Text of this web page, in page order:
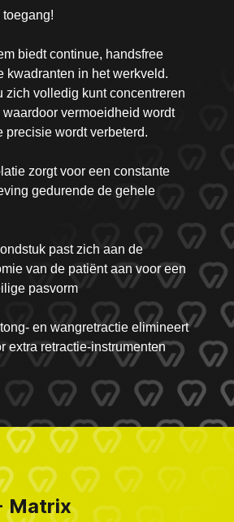
biedt continue, handsfree
kwadranten in het werkveld.
zich volledig kunt concentreren
vermoeidheid wordt
precisie wordt verbeterd.
zorgt voor een constante
gedurende de gehele
past zich aan de
van de patiënt aan voor een
pasvorm
en wangretractie elimineert
extra retractie-instrumenten
Matrix